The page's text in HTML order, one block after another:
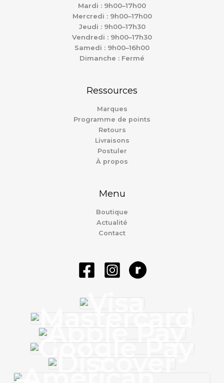
Mardi : 9h00–17h00
Mercredi : 9h00–17h00
Jeudi : 9h00–17h30
Vendredi : 9h00–17h30
Samedi : 9h00–16h00
Dimanche : Fermé
Ressources
Marques
Programme de points
Retours
Livraisons
Postuler
À propos
Menu
Boutique
Actualité
Contact